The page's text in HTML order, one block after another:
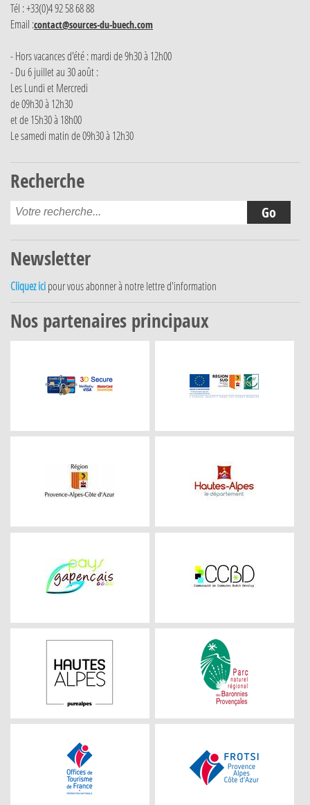
Tél : +33(0)4 92 58 68 88
Email :contact@sources-du-buech.com
- Hors vacances d'été : mardi de 9h30 à 12h00
- Du 6 juillet au 30 août :
Les Lundi et Mercredi
de 09h30 à 12h30
et de 15h30 à 18h00
Le samedi matin de 09h30 à 12h30
Recherche
Newsletter
Cliquez ici pour vous abonner à notre lettre d'information
Nos partenaires principaux